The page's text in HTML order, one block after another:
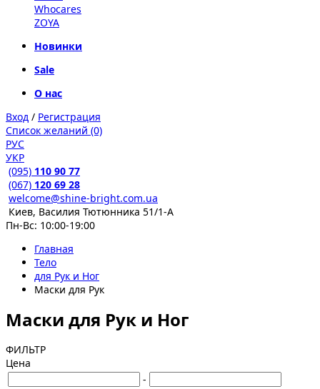
Whocares
ZOYA
Новинки
Sale
О нас
Вход / Регистрация
Список желаний (0)
РУС
УКР
(095) 110 90 77
(067) 120 69 28
welcome@shine-bright.com.ua
Киев, Василия Тютюнника 51/1-А
Пн-Вс: 10:00-19:00
Главная
Тело
для Рук и Ног
Маски для Рук
Маски для Рук и Ног
ФИЛЬТР
Цена
-